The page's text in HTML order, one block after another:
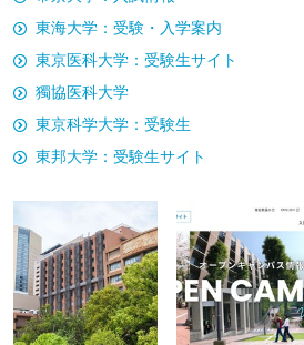
東海大学：受験・入学案内
東京医科大学：受験生サイト
獨協医科大学
東京科学大学：受験生
東邦大学：受験生サイト